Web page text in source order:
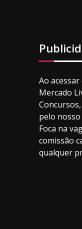
Ao
Mercado
pelo
Foca na
comissão
qualquer